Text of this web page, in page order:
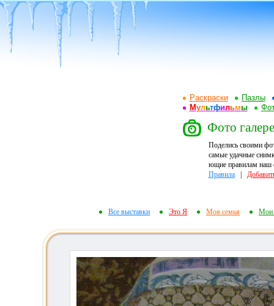
Раскраски
Пазлы
Мультфильмы
Фото
Поделись своими
самые удачные
ющие правилам наш
Правила|
Все выставки Это Я Моя семья Мои